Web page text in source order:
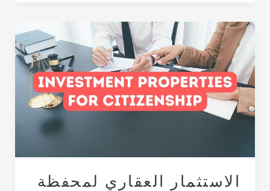
الاستثمار العقاري لمحفظة
الاستثمار
العقاري
لمحفظة
الجنسية
التركية